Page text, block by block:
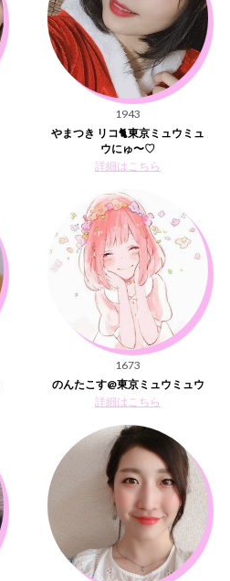
1943
やまつき リコ🐈東京ミュウミュ
ウにゅ〜♡
詳細はこちら
1673
のんたこす@東京ミュウミュウ
詳細はこちら